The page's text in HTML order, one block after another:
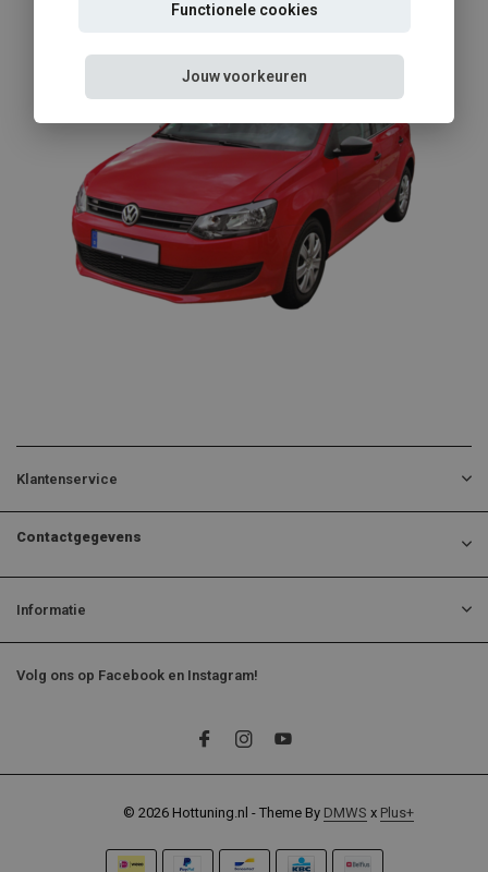
Klantenservice
Contactgegevens
Informatie
Volg ons op Facebook en Instagram!
© 2026 Hottuning.nl - Theme By DMWS x Plus+
Functionele cookies
Jouw voorkeuren